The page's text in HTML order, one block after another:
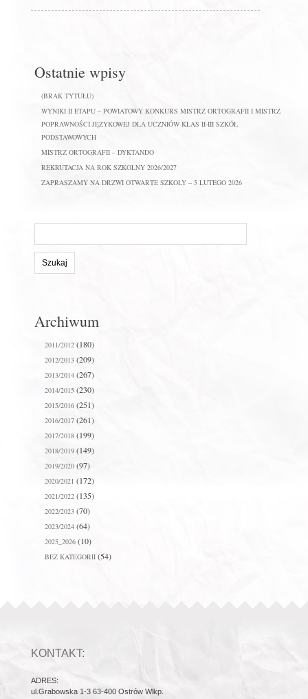
Ostatnie wpisy
(BRAK TYTUŁU)
WYNIKI II ETAPU – POWIATOWY KONKURS MISTRZ ORTOGRAFII I MISTRZ
POPRAWNOŚCI JĘZYKOWEJ DLA UCZNIÓW KLAS II-III SZKÓŁ
PODSTAWOWYCH
MISTRZ ORTOGRAFII – DYKTANDO
REKRUTACJA NA ROK SZKOLNY 2026/2027
ZAPRASZAMY NA DRZWI OTWARTE SZKOŁY – 5 LUTEGO 2026
stronie:
Archiwum
2011/2012(180)
2012/2013(209)
2013/2014(267)
2014/2015(230)
2015/2016(251)
2016/2017(261)
2017/2018(199)
2018/2019(149)
2019/2020(97)
2020/2021 (172)
2021/2022(135)
2022/2023(70)
2023/2024(64)
2025_2026(10)
BEZ KATEGORII(54)
KONTAKT:
ADRES:
ul.Grabowska 1-3 63-400 Ostrów Wlkp.